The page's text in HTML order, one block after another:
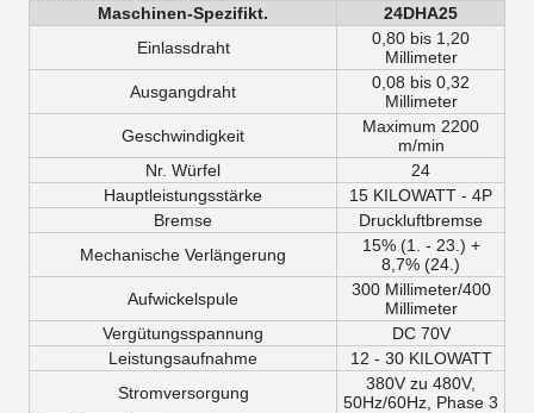
Maschinen-Spezifikt.
24DHA25
Einlassdraht
0,80 bis 1,20
Millimeter
Ausgangdraht
0,08 bis 0,32
Millimeter
Geschwindigkeit
Maximum 2200
m/min
Nr. Würfel
24
Hauptleistungsstärke
15 KILOWATT - 4P
Bremse
Druckluftbremse
Mechanische Verlängerung
15% (1. - 23.) +
8,7% (24.)
Aufwickelspule
300 Millimeter/400
Millimeter
Vergütungsspannung
DC 70V
Leistungsaufnahme
12 - 30 KILOWATT
Stromversorgung
380V zu 480V,
50Hz/60Hz, Phase 3